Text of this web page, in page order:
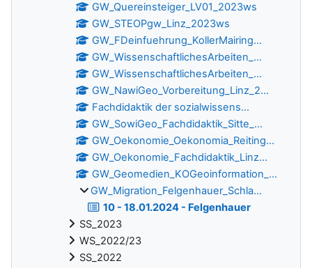
GW_Quereinsteiger_LV01_2023ws
GW_STEOPgw_Linz_2023ws
GW_FDeinfuehrung_KollerMairing...
GW_WissenschaftlichesArbeiten_...
GW_WissenschaftlichesArbeiten_...
GW_NawiGeo_Vorbereitung_Linz_2...
Fachdidaktik der sozialwissens...
GW_SowiGeo_Fachdidaktik_Sitte_...
GW_Oekonomie_Oekonomia_Reiting...
GW_Oekonomie_Fachdidaktik_Linz...
GW_Geomedien_KOGeoinformation_...
GW_Migration_Felgenhauer_Schla...
10 - 18.01.2024 - Felgenhauer
SS_2023
WS_2022/23
SS_2022